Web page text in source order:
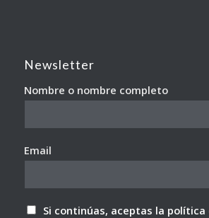
Newsletter
Nombre o nombre completo
Email
Si continúas, aceptas la política